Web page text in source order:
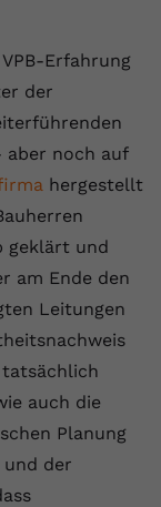
Erfahrung
der
aber noch auf
hergestellt
geklärt und
am Ende den
Leitungen
auch die
Planung
und der
um die
zu
YouTube-